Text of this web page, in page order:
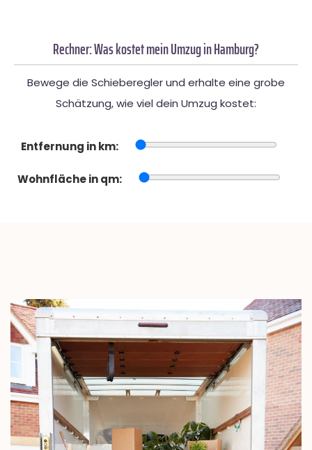
Rechner: Was kostet mein Umzug in Hamburg?
Bewege die Schieberegler und erhalte eine grobe
Schätzung, wie viel dein Umzug kostet:
Entfernung in km:
Wohnfläche in qm: